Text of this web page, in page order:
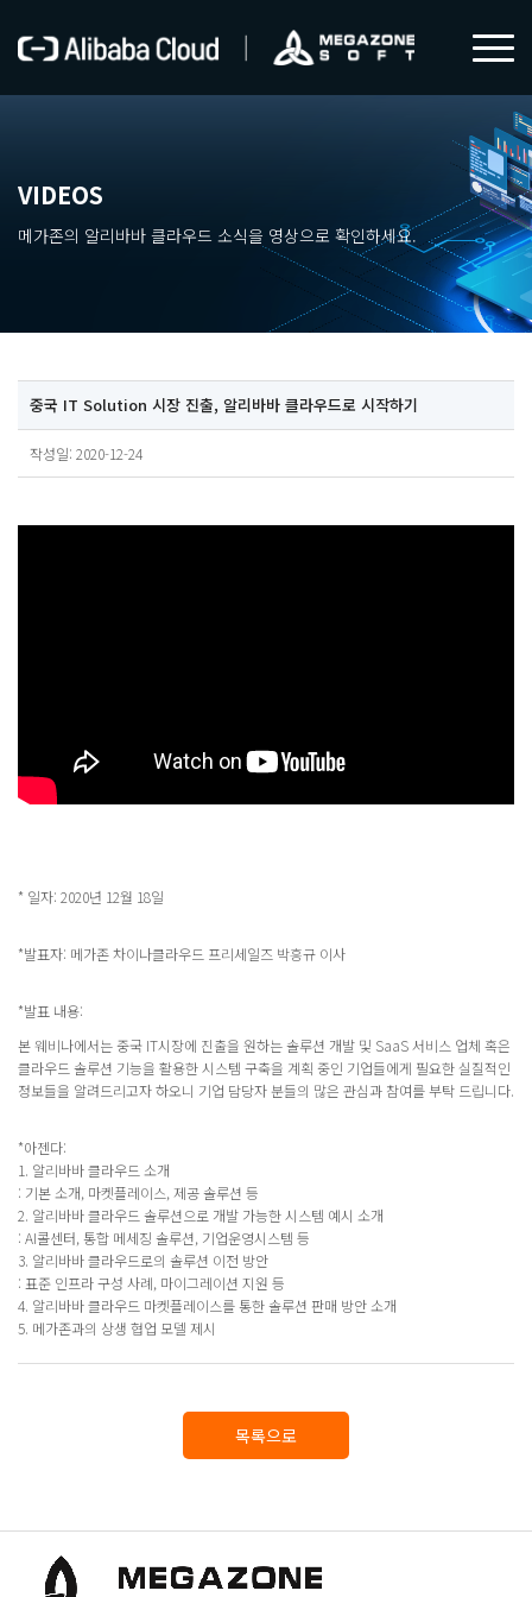
VIDEOS
메가존의 알리바바 클라우드 소식을 영상으로 확인하세요.
중국 IT Solution 시장 진출, 알리바바 클라우드로 시작하기
작성일: 2020-12-24
* 일자: 2020년 12월 18일
*발표자: 메가존 차이나클라우드 프리세일즈 박흥규 이사
*발표 내용:
본 웨비나에서는 중국 IT시장에 진출을 원하는 솔루션 개발 및 SaaS 서비스 업체 혹은
클라우드 솔루션 기능을 활용한 시스템 구축을 계획 중인 기업들에게 필요한 실질적인
정보들을 알려드리고자 하오니 기업 담당자 분들의 많은 관심과 참여를 부탁 드립니다.
*아젠다:
1. 알리바바 클라우드 소개
: 기본 소개, 마켓플레이스, 제공 솔루션 등
2. 알리바바 클라우드 솔루션으로 개발 가능한 시스템 예시 소개
: AI콜센터, 통합 메세징 솔루션, 기업운영시스템 등
3. 알리바바 클라우드로의 솔루션 이전 방안
: 표준 인프라 구성 사례, 마이그레이션 지원 등
4. 알리바바 클라우드 마켓플레이스를 통한 솔루션 판매 방안 소개
5. 메가존과의 상생 협업 모델 제시
목록으로